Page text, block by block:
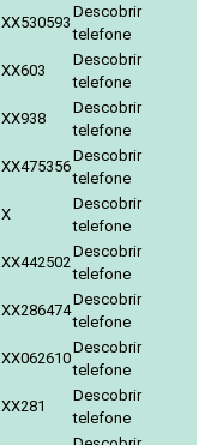
XX530593
Descobrir
telefone
XX603
Descobrir
telefone
XX938
Descobrir
telefone
XX475356
Descobrir
telefone
X
Descobrir
telefone
XX442502
Descobrir
telefone
XX286474
Descobrir
telefone
XX062610
Descobrir
telefone
XX281
Descobrir
telefone